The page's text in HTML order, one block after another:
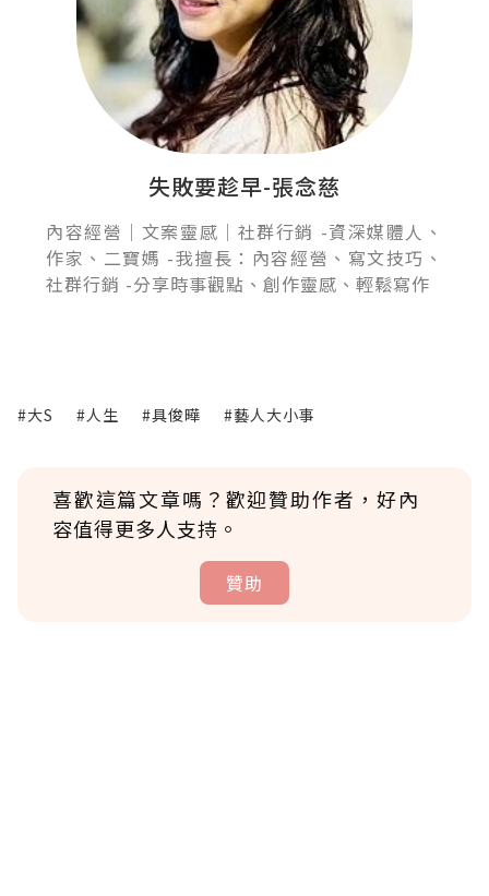
失敗要趁早-張念慈
內容經營｜文案靈感｜社群行銷 -資深媒體人、
作家、二寶媽 -我擅長：內容經營、寫文技巧、
社群行銷 -分享時事觀點、創作靈感、輕鬆寫作
#大S #人生 #具俊曄 #藝人大小事
喜歡這篇文章嗎？歡迎贊助作者，好內
容值得更多人支持。
贊助